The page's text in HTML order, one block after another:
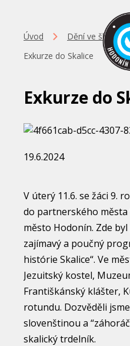
Úvod
Dění ve škole
Exkurze do Skalice
Exkurze do
19.6.2024
V úterý 11.6. se žáci 9.
do partnerského
město Hodonín. Zde
zajímavý a poučný
histórie Skalice“. Ve
Jezuitský kostel,
Františkánský klášter,
rotundu. Dozvěděli
slovenštinou a
skalický trdelník.